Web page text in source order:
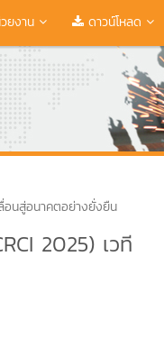
ยงาน ดาวน์โหลด
อนสู่อนาคตอย่างยั่งยืน
2025) เวที